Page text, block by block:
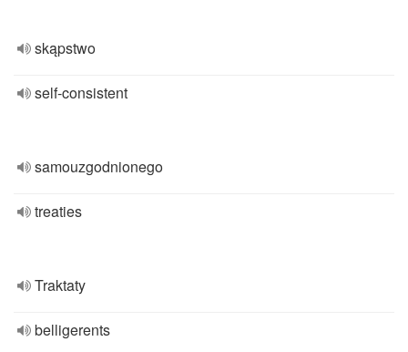
skąpstwo
self-consistent
samouzgodnionego
treaties
Traktaty
belligerents